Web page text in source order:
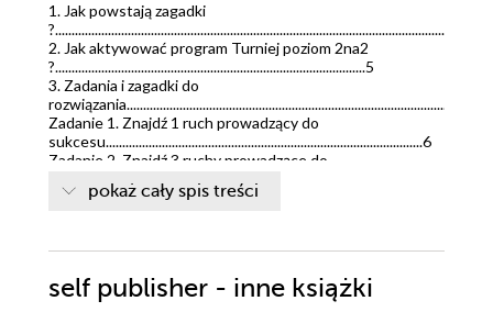
1. Jak powstają zagadki
2. Jak aktywować program Turniej poziom 2na2
?..............................................................................................5
3. Zadania i zagadki do
Zadanie 1. Znajdź 1 ruch prowadzący do
sukcesu................................................................................................6
Zadanie 2. Znajdź 3 ruchy prowadzące do
Zadanie 3. Znajdź 1 ruch prowadzący do
sukcesu...................................................................................19
prowadzące do remisu............................30
pokaż cały spis treści
self publisher - inne książki